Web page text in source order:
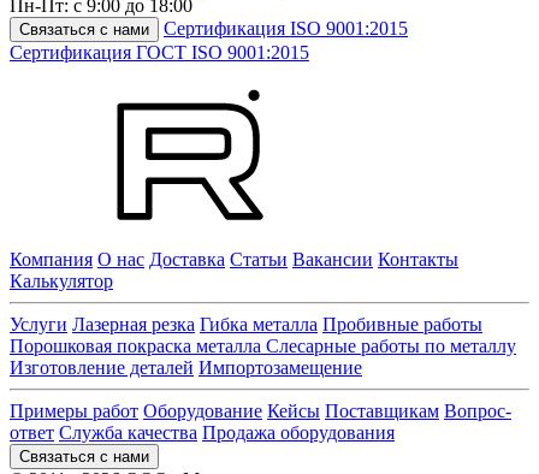
Пн-Пт: с 9:00 до 18:00
Связаться с нами
Сертификация ISO 9001:2015
Сертификация ГОСТ ISO 9001:2015
Компания О нас Доставка Статьи Вакансии Контакты
Калькулятор
Услуги Лазерная резка Гибка металла Пробивные работы
Порошковая покраска металла Слесарные работы по металлу
Изготовление деталей Импортозамещение
Примеры работ Оборудование Кейсы Поставщикам Вопрос-
ответ Служба качества Продажа оборудования
Связаться с нами